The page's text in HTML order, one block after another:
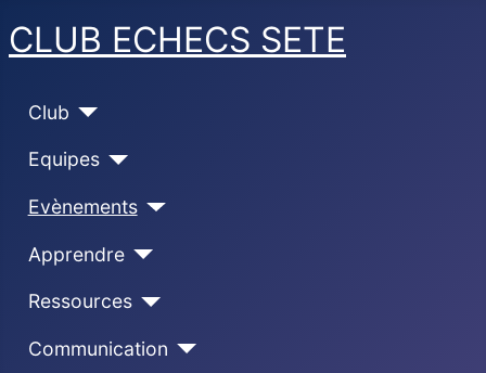
CLUB ECHECS SETE
Club
Equipes
Evènements
Apprendre
Ressources
Communication